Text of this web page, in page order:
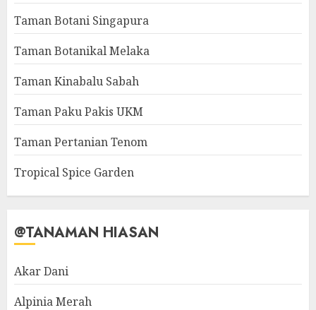
Taman Botani Singapura
Taman Botanikal Melaka
Taman Kinabalu Sabah
Taman Paku Pakis UKM
Taman Pertanian Tenom
Tropical Spice Garden
@TANAMAN HIASAN
Akar Dani
Alpinia Merah